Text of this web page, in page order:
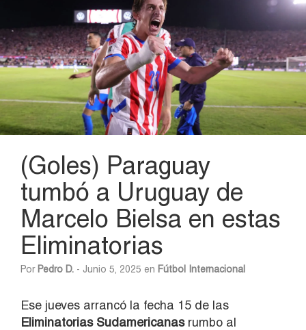
(Goles) Paraguay
tumbó a Uruguay de
Marcelo Bielsa en estas
Eliminatorias
Por Pedro D. - Junio 5, 2025 en Fútbol Internacional
Ese jueves arrancó la fecha 15 de las
Eliminatorias Sudamericanasrumbo al